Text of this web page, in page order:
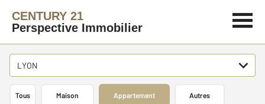
CENTURY 21
Perspective Immobilier
LYON
Tous Maison Appartement Autres